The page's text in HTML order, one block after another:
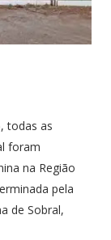
todas as
foram
na Região
pela
de Sobral,